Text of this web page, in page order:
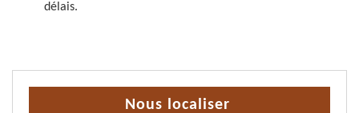
délais.
Nous localiser